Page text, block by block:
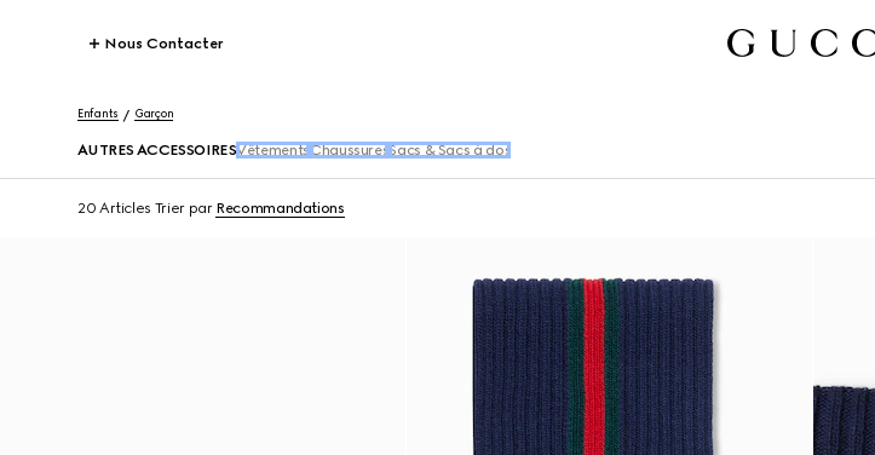
Nous Contacter
Enfants Garçon
AUTRES ACCESSOIRES Vêtements Chaussures Sacs & Sacs à dos
20 Articles Trier par Recommandations